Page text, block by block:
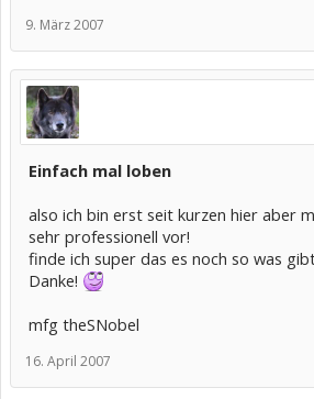
9. März 2007
Einfach mal loben
also ich bin erst seit kurzen hier aber
sehr professionell vor!
finde ich super das es noch so was
Danke!
mfg theSNobel
16. April 2007